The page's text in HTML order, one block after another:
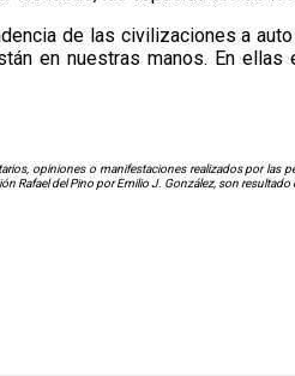
de las civilizaciones a
en nuestras manos. En
opiniones o manifestaciones realizados por
Rafael del Pino por Emilio J. González, son